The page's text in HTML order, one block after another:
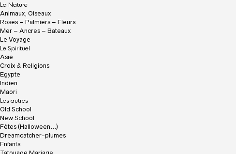
La Nature
Animaux, Oiseaux
Roses – Palmiers – Fleurs
Mer – Ancres – Bateaux
Le Voyage
Le Spirituel
Asie
Croix & Religions
Egypte
Indien
Maori
Les autres
Old School
New School
Fêtes (Halloween…)
Dreamcatcher-plumes
Enfants